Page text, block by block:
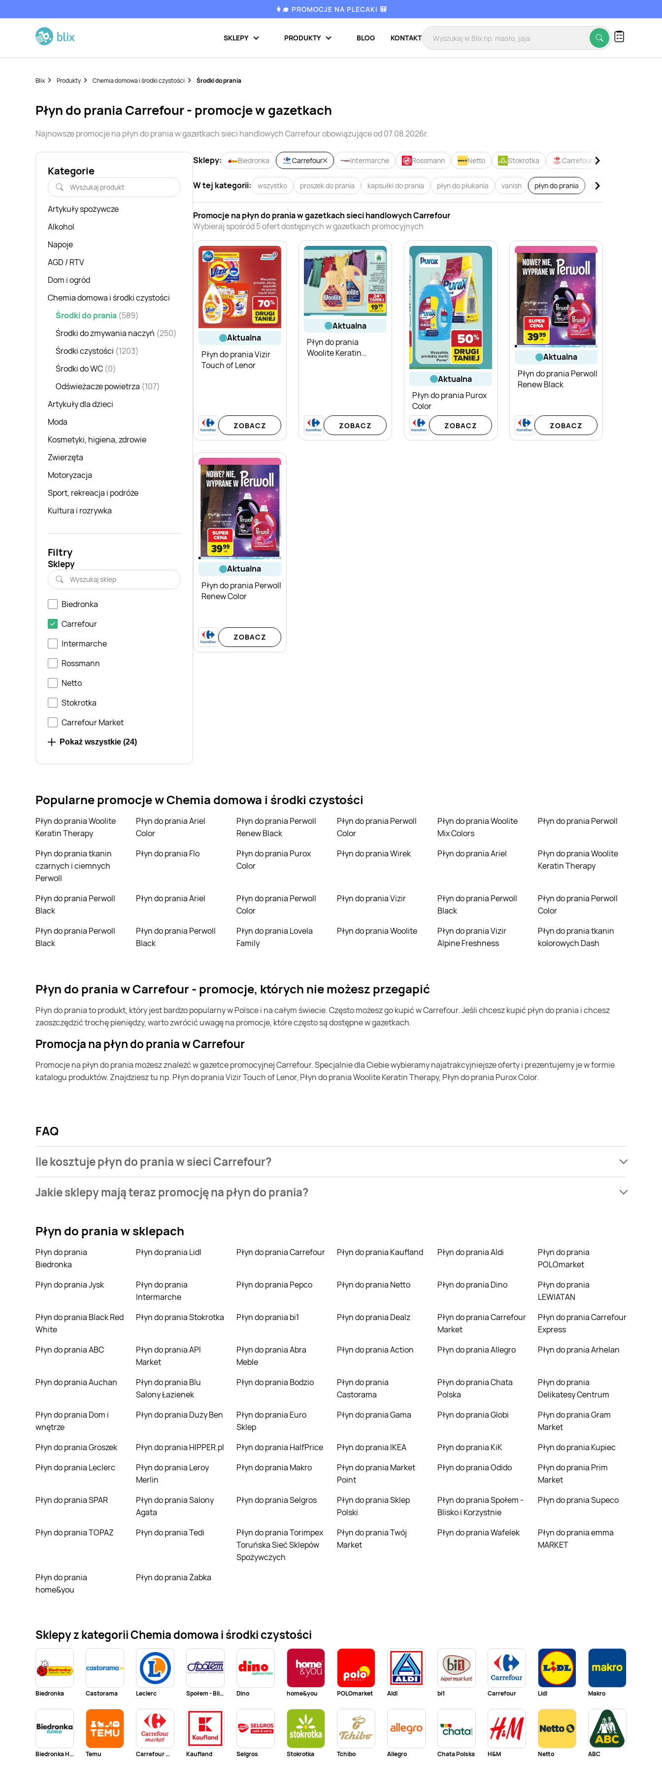
👩‍🎓 PROMOCJE NA PLECAKI 🎒
SKLEPY PRODUKTY BLOG KONTAKT
Blix Produkty Chemia domowa i środki czystości Środki do prania
płyn do praniaCarrefour- promocje w gazetkach
Najnowsze promocje na płyn do praniaw gazetkach sieci handlowychCarrefourobowiązujące od 07.08.2026r.
Kategorie
Artykuły spożywcze
Alkohol
Napoje
AGD / RTV
Dom i ogród
Chemia domowa i środki czystości
Środki do prania (589)
Środki do zmywania naczyń (250)
Środki czystości (1203)
Środki do WC (0)
Odświeżacze powietrza (107)
Artykuły dla dzieci
Moda
Kosmetyki, higiena, zdrowie
Zwierzęta
Motoryzacja
Sport, rekreacja i podróże
Kultura i rozrywka
Filtry
Sklepy
Biedronka
Carrefour
Intermarche
Rossmann
Netto
Stokrotka
Carrefour Market
Blue Stop
Chata Polska
Drogerie DM
Drogerie Jasmin
Drogerie Koliber
Drogerie Laboo
Drogerie Polskie
Makro
Selgros
Super-Pharm
Pokaż wszystkie (24)
Sklepy: Biedronka Carrefour Intermarche Rossmann Netto Stokrotka Carrefour Market
W tej kategorii: wszystko proszek do prania kapsułki do prania płyn do płukania vanish płyn do prania persil
Promocje napłyn do praniaw gazetkach sieci handlowychCarrefour
Wybieraj spośród5ofert dostępnych w gazetkach promocyjnych
aktualna
Płyn do prania Vizir
Touch of Lenor
ZOBACZ
aktualna
Płyn do prania
Woolite Keratin
ZOBACZ
aktualna
Płyn do prania Purox
Color
ZOBACZ
aktualna
Płyn do prania Perwoll
Renew Black
ZOBACZ
aktualna
Płyn do prania Perwoll
Renew Color
ZOBACZ
Popularne promocje w Chemia domowa i środki czystości
Płyn do prania Woolite
Keratin Therapy
Płyn do prania Ariel
Color
Płyn do prania Perwoll
Renew Black
Płyn do prania Perwoll
Color
Płyn do prania Woolite
Mix Colors
Płyn do prania Perwoll
Płyn do prania tkanin
czarnych i ciemnych
Perwoll
Płyn do prania Flo
Płyn do prania Purox
Color
Płyn do prania Wirek Płyn do prania Ariel
Płyn do prania Woolite
Keratin Therapy
Płyn do prania Perwoll
Black
Płyn do prania Ariel
Płyn do prania Perwoll
Color
Płyn do prania Vizir
Płyn do prania Perwoll
Black
Płyn do prania Perwoll
Color
Płyn do prania Perwoll
Black
Płyn do prania Perwoll
Black
Płyn do prania Lovela
Family
Płyn do prania Woolite
Płyn do prania Vizir
Alpine Freshness
Płyn do prania tkanin
kolorowych Dash
płyn do prania w Carrefour - promocje, których nie możesz przegapić
płyn do prania to produkt, który jest bardzo popularny w Polsce i na całym świecie. Często możesz go kupić w Carrefour. Jeśli chcesz kupić płyn do prania i chcesz
zaoszczędzić trochę pieniędzy, warto zwrócić uwagę na promocje, które często są dostępne w gazetkach.
Promocja na płyn do prania w Carrefour
Promocje na płyn do prania możesz znaleźć w gazetce promocyjnej Carrefour. Specjalnie dla Ciebie wybieramy najatrakcyjniejsze oferty i prezentujemy je w formie
katalogu produktów. Znajdziesz tu np. Płyn do prania Vizir Touch of Lenor, Płyn do prania Woolite Keratin Therapy, Płyn do prania Purox Color.
FAQ
Ile kosztuje płyn do prania w sieci Carrefour?
Jakie sklepy mają teraz promocję na płyn do prania?
Płyn do praniaw sklepach
Płyn do prania
Biedronka
Płyn do prania Lidl Płyn do prania Carrefour Płyn do prania Kaufland Płyn do prania Aldi
Płyn do prania
POLOmarket
Płyn do prania Jysk
Płyn do prania
Intermarche
Płyn do prania Pepco Płyn do prania Netto Płyn do prania Dino
Płyn do prania
LEWIATAN
Płyn do prania Black Red
White
Płyn do prania Stokrotka Płyn do prania bi1 Płyn do prania Dealz
Płyn do prania Carrefour
Market
Płyn do prania Carrefour
Express
Płyn do prania ABC
Płyn do prania API
Market
Płyn do prania Abra
Meble
Płyn do prania Action Płyn do prania Allegro Płyn do prania Arhelan
Płyn do prania Auchan
Płyn do prania Blu
Salony Łazienek
Płyn do prania Bodzio
Płyn do prania
Castorama
Płyn do prania Chata
Polska
Płyn do prania
Delikatesy Centrum
Płyn do prania Dom i
wnętrze
Płyn do prania Duży Ben
Płyn do prania Euro
Sklep
Płyn do prania Gama Płyn do prania Globi
Płyn do prania Gram
Market
Płyn do prania Groszek
Płyn do prania HIPPER.pl Płyn do prania HalfPrice Płyn do prania IKEA Płyn do prania KiK
Płyn do prania Kupiec
Płyn do prania Leclerc
Płyn do prania Leroy
Merlin
Płyn do prania Makro
Płyn do prania Market
Point
Płyn do prania Odido
Płyn do prania Prim
Market
Płyn do prania SPAR
Płyn do prania Salony
Agata
Płyn do prania Selgros
Płyn do prania Sklep
Polski
Płyn do prania Społem -
Blisko i Korzystnie
Płyn do prania Supeco
Płyn do prania TOPAZ Płyn do prania Tedi
Płyn do prania Torimpex
Toruńska Sieć Sklepów
Spożywczych
Płyn do prania Twój
Market
Płyn do prania Wafelek
Płyn do prania emma
MARKET
Płyn do prania
home&you
Płyn do prania Żabka
Sklepy z kategorii Chemia domowa i środki czystości
Biedronka Castorama Leclerc Społem - Blisko i Korzystnie Dino home&you POLOmarket Aldi bi1 Carrefour Lidl Makro
Biedronka Home Temu Carrefour Market Kaufland Selgros Stokrotka Tchibo Allegro Chata Polska H&M Netto ABC